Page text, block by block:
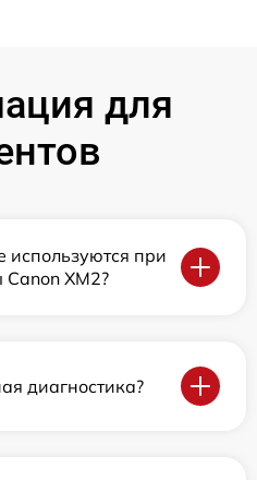
для
при
XM2?
диагностика?